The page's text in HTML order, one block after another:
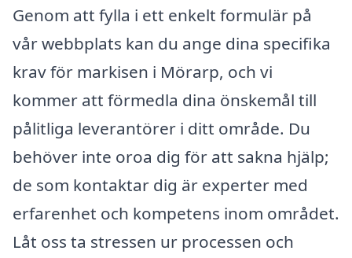
Genom att fylla i ett enkelt formulär på
vår webbplats kan du ange dina specifika
krav för markisen i Mörarp, och vi
kommer att förmedla dina önskemål till
pålitliga leverantörer i ditt område. Du
behöver inte oroa dig för att sakna hjälp;
de som kontaktar dig är experter med
erfarenhet och kompetens inom området.
Låt oss ta stressen ur processen och